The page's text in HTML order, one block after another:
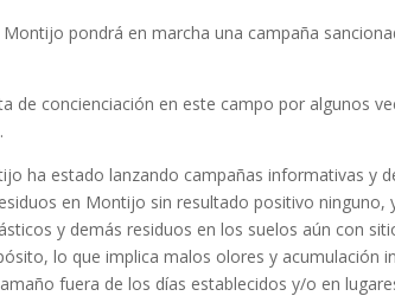
pondrá en marcha una campaña
de concienciación en este campo por algunos
ha estado lanzando campañas informativas y
en Montijo sin resultado positivo ninguno,
y demás residuos en los suelos aún con
lo que implica malos olores y acumulación
fuera de los días establecidos y/o en